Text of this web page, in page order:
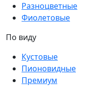
Разноцветные
Фиолетовые
По виду
Кустовые
Пионовидные
Премиум